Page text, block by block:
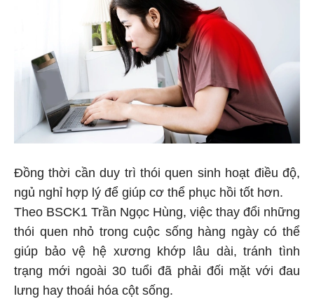
Đồng thời cần duy trì thói quen sinh hoạt điều độ,
ngủ nghỉ hợp lý để giúp cơ thể phục hồi tốt hơn.
Theo BSCK1 Trần Ngọc Hùng, việc thay đổi những
thói quen nhỏ trong cuộc sống hàng ngày có thể
giúp bảo vệ hệ xương khớp lâu dài, tránh tình
trạng mới ngoài 30 tuổi đã phải đối mặt với đau
lưng hay thoái hóa cột sống.